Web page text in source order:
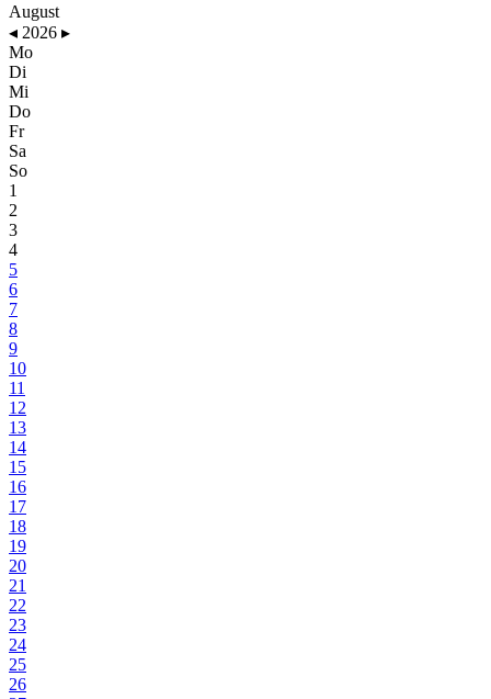
August
◂ 2026 ▸
Mo
Di
Mi
Do
Fr
Sa
So
1
2
3
4
5
6
7
8
9
10
11
12
13
14
15
16
17
18
19
20
21
22
23
24
25
26